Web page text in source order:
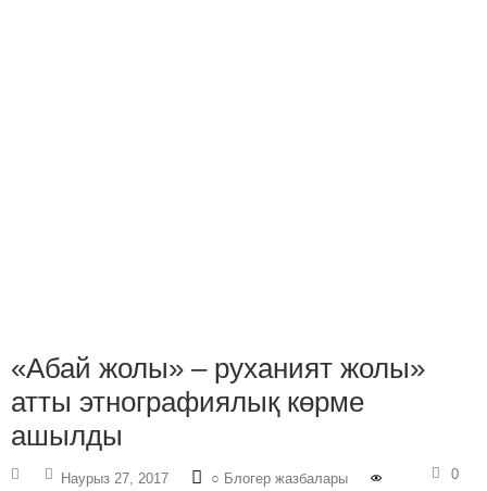
«Абай жолы» – руханият жолы»
атты этнографиялық көрме
ашылды
Наурыз 27, 2017 ○ Блогер жазбалары 0